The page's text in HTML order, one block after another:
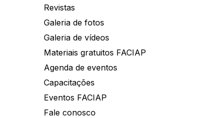
Revistas
Galeria de fotos
Galeria de vídeos
Materiais gratuitos FACIAP
Agenda de eventos
Capacitações
Eventos FACIAP
Fale conosco